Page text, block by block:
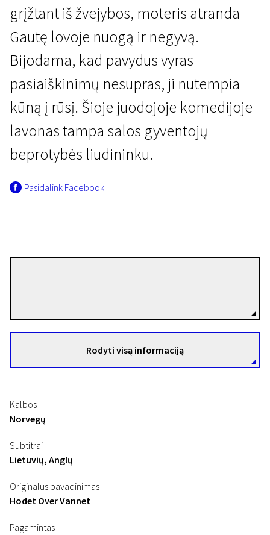
Specialioji programa „Nusikaltimas ir bausmė“
Atostogos su lavonu
1 val. 37 min. | Trileris, Komedija | N/A
grįžtant iš žvejybos, moteris atranda
Gautę lovoje nuogą ir negyvą.
Bijodama, kad pavydus vyras
pasiaiškinimų nesupras, ji nutempia
kūną į rūsį. Šioje juodojoje komedijoje
lavonas tampa salos gyventojų
beprotybės liudininku.
Pasidalink Facebook
Rodyti visą informaciją
Kalbos
Norvegų
Subtitrai
Lietuvių, Anglų
Originalus pavadinimas
Hodet Over Vannet
Pagamintas